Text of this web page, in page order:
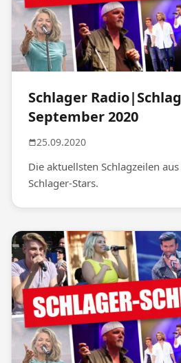
Schlager
September 2020
25.09.2020
Die aktuellsten Schlagzeilen
Schlager-Stars.